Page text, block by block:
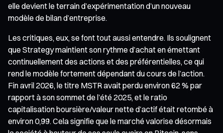
elle devient le terrain d’expérimentation d’un nouveau
modèle de bilan d’entreprise.
Les critiques, eux, se font tout aussi entendre. Ils soulignent
que Strategy maintient son rythme d’achat en émettant
continuellement des actions et des préférentielles, ce qui
rend le modèle fortement dépendant du cours de l’action.
Fin avril 2026, le titre MSTR avait perdu environ 62 % par
rapport à son sommet de l’été 2025, et le ratio
capitalisation boursière/valeur nette d’actif était retombé à
environ 0,99. Cela signifie que le marché valorise désormais